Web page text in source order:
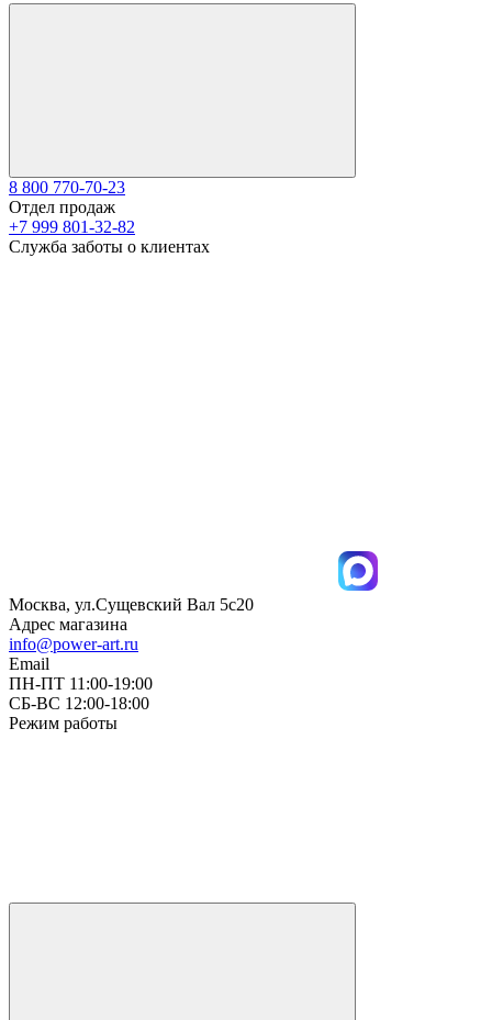
8 800 770-70-23
Отдел продаж
+7 999 801-32-82
Служба заботы о клиентах
Москва, ул.Сущевский Вал 5с20
Адрес магазина
info@power-art.ru
Email
ПН-ПТ 11:00-19:00
СБ-ВС 12:00-18:00
Режим работы